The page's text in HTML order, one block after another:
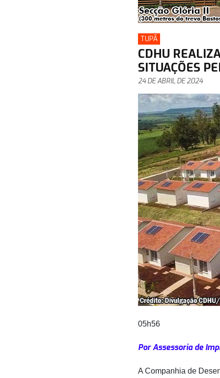
TUPÃ
CDHU
SITUAÇÕES
24 DE ABRIL DE 2024
05h56
Por Assessoria de
A Companhia de